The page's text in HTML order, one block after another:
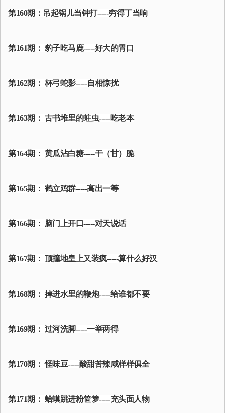
第160期：吊起锅儿当钟打-----穷得丁当响
第161期： 豹子吃马鹿-----好大的胃口
第162期： 杯弓蛇影-----自相惊扰
第163期： 古书堆里的蛀虫-----吃老本
第164期： 黄瓜沾白糖-----干（甘）脆
第165期： 鹤立鸡群-----高出一等
第166期： 脑门上开口-----对天说话
第167期： 顶撞地皇上又装疯-----算什么好汉
第168期： 掉进水里的鞭炮-----给谁都不要
第169期： 过河洗脚-----一举两得
第170期： 怪味豆-----酸甜苦辣咸样样俱全
第171期： 蛤蟆跳进粉笸箩-----充头面人物